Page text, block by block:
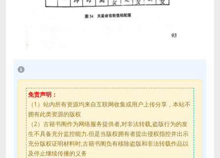
免责声明：
（1）站内所有资源均来自互联网收集或用户上传分享，本站不
拥有此类资源的版权
（2）古籍书阁作为网络服务提供者,对非法转载,盗版行为的发
生不具备充分监控能力.但是当版权拥有者提出侵权指控并出示
充分版权证明材料时,古籍书阁负有移除盗版和非法转载作品以
及停止继续传播的义务